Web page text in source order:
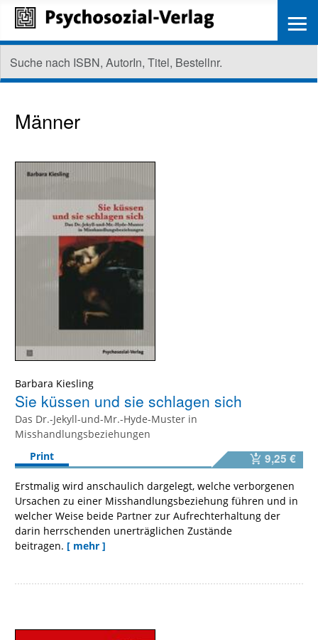
Männer
Barbara Kiesling
Sie küssen und sie schlagen sich
Das Dr.-Jekyll-und-Mr.-Hyde-Muster in
Misshandlungsbeziehungen
Print
9,25 €
Erstmalig wird anschaulich dargelegt, welche verborgenen
Ursachen zu einer Misshandlungsbeziehung führen und in
welcher Weise beide Partner zur Aufrechterhaltung der
darin herrschenden unerträglichen Zustände
beitragen. [ mehr ]
≡